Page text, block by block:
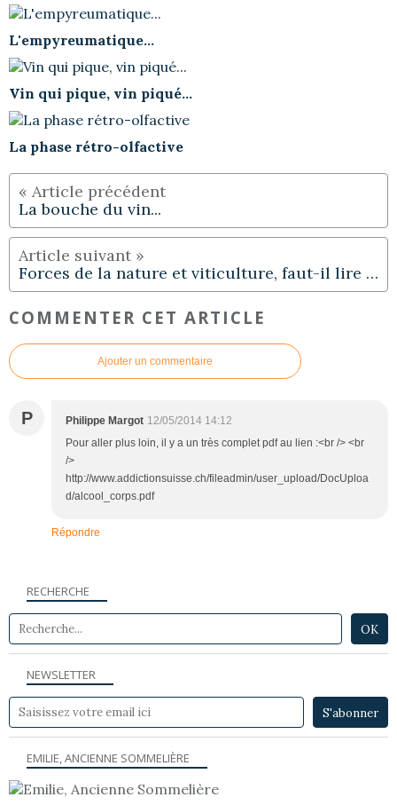
L'empyreumatique...
Vin qui pique, vin piqué...
La phase rétro-olfactive
La bouche du vin...
Forces de la nature et viticulture, faut-il lire (ou relire) les Géorgiques de Virgile ?
COMMENTER CET ARTICLE
Ajouter un commentaire
P Philippe Margot 12/05/2014 14:12
Pour aller plus loin, il y a un très complet pdf au lien :<br /> <br
/>
http://www.addictionsuisse.ch/fileadmin/user_upload/DocUploa
d/alcool_corps.pdf
Répondre
NEWSLETTER
RECHERCHE
EMILIE, ANCIENNE SOMMELIÈRE